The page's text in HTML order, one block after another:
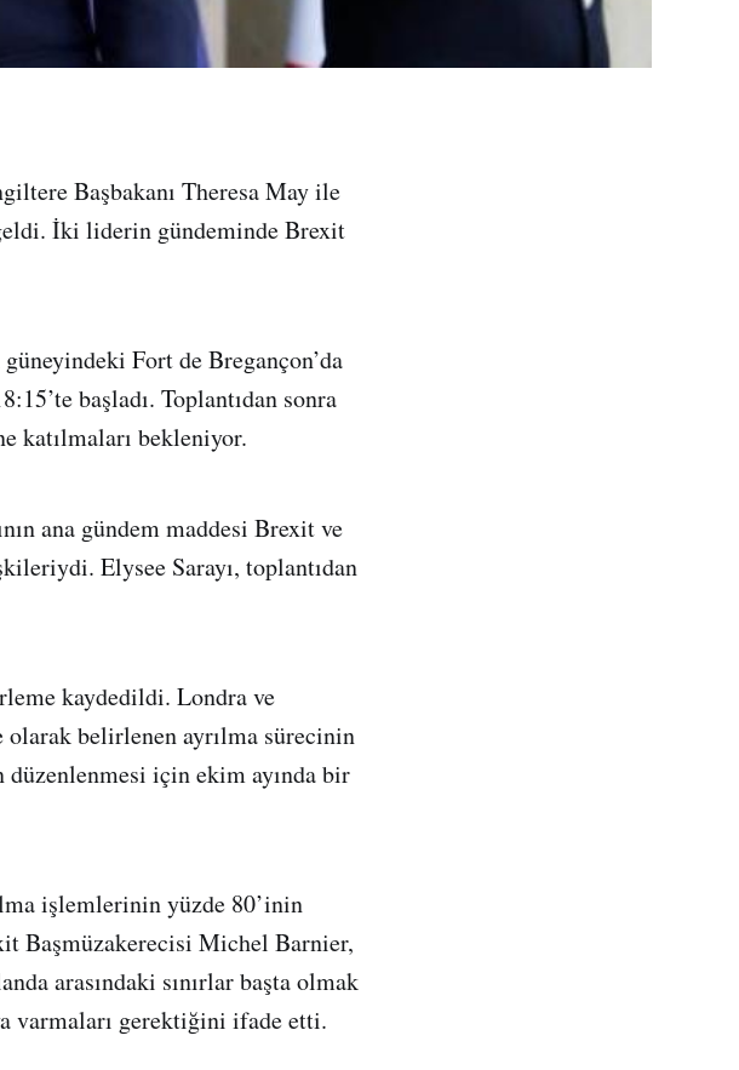
Başbakanı Theresa May ile
İki liderin gündeminde Brexit
Fort de Bregançon’da
başladı. Toplantıdan sonra
katılmaları bekleniyor.
ana gündem maddesi Brexit ve
Elysee Sarayı, toplantıdan
kaydedildi. Londra ve
olarak belirlenen ayrılma sürecinin
için ekim ayında bir
işlemlerinin yüzde 80’inin
Başmüzakerecisi Michel Barnier,
arasındaki sınırlar başta olmak
varmaları gerektiğini ifade etti.